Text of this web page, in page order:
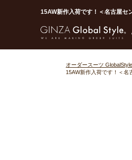
15AW新作入荷です！＜名古屋セ
オーダースーツ GlobalStyle
15AW新作入荷です！＜名